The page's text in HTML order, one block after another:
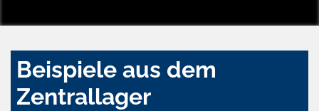
Beispiele aus dem
Zentrallager